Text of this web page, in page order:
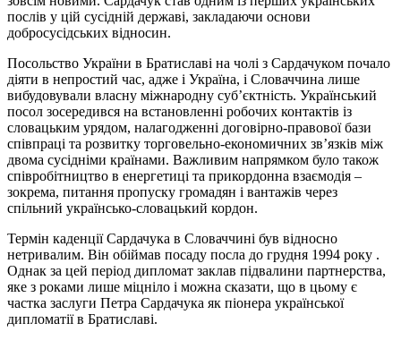
послів у цій сусідній державі, закладаючи основи
добросусідських відносин.
Посольство України в Братиславі на чолі з Сардачуком почало
діяти в непростий час, адже і Україна, і Словаччина лише
вибудовували власну міжнародну суб’єктність. Український
посол зосередився на встановленні робочих контактів із
словацьким урядом, налагодженні договірно-правової бази
співпраці та розвитку торговельно-економичних зв’язків між
двома сусідніми країнами. Важливим напрямком було також
співробітництво в енергетиці та прикордонна взаємодія –
зокрема, питання пропуску громадян і вантажів через
спільний українсько-словацький кордон.
Термін каденції Сардачука в Словаччині був відносно
нетривалим. Він обіймав посаду посла до грудня 1994 року .
Однак за цей період дипломат заклав підвалини партнерства,
яке з роками лише міцніло і можна сказати, що в цьому є
частка заслуги Петра Сардачука як піонера української
дипломатії в Братиславі.